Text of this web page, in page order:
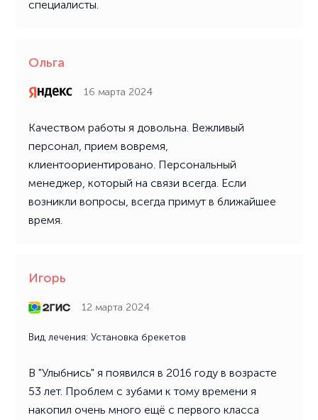
специалисты.
Ольга
16 марта 2024
Качеством работы я довольна. Вежливый
персонал, прием вовремя,
клиентоориентировано. Персональный
менеджер, который на связи всегда. Если
возникли вопросы, всегда примут в ближайшее
время.
Игорь
12 марта 2024
Вид лечения: Установка брекетов
В "Улыбнись" я появился в 2016 году в возрасте
53 лет. Проблем с зубами к тому времени я
накопил очень много ещё с первого класса